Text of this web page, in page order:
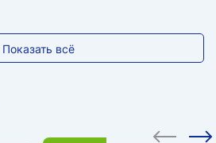
Показать всё